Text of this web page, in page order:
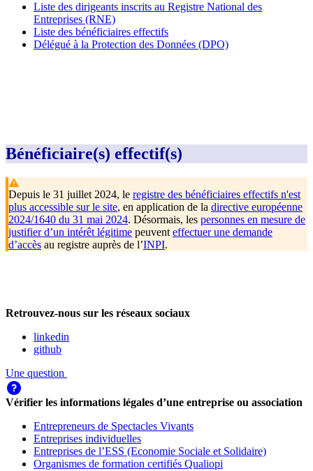
Liste des dirigeants inscrits au Registre National des
Entreprises (RNE)
Liste des bénéficiaires effectifs
Délégué à la Protection des Données (DPO)
Bénéficiaire(s) effectif(s)
Depuis le 31 juillet 2024, le registre des bénéficiaires effectifs n'est
plus accessible sur le site, en application de la directive européenne
2024/1640 du 31 mai 2024. Désormais, les personnes en mesure de
justifier d’un intérêt légitime peuvent effectuer une demande
d’accès au registre auprès de l’INPI.
Retrouvez-nous sur les réseaux sociaux
linkedin
github
Une question
Vérifier les informations légales d’une entreprise ou association
Entrepreneurs de Spectacles Vivants
Entreprises individuelles
Entreprises de l’ESS (Economie Sociale et Solidaire)
Organismes de formation certifiés Qualiopi